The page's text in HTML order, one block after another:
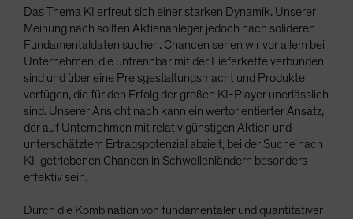
Das Thema KI erfreut sich einer starken Dynamik. Unserer
Meinung nach sollten Aktienanleger jedoch nach solideren
Fundamentaldaten suchen. Chancen sehen wir vor allem bei
Unternehmen, die untrennbar mit der Lieferkette verbunden
sind und über eine Preisgestaltungsmacht und Produkte
verfügen, die für den Erfolg der großen KI-Player unerlässlich
sind. Unserer Ansicht nach kann ein wertorientierter Ansatz,
der auf Unternehmen mit relativ günstigen Aktien und
unterschätztem Ertragspotenzial abzielt, bei der Suche nach
KI-getriebenen Chancen in Schwellenländern besonders
effektiv sein.
Durch die Kombination von fundamentaler und quantitativer